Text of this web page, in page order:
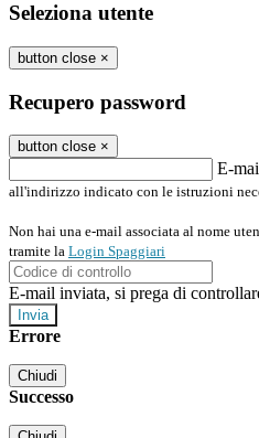
Seleziona utente
button close ×
Recupero password
button close ×
E-
all'indirizzo indicato con le istruzioni
Non hai una e-mail associata al nome
tramite la Login Spaggiari
E-mail inviata, si prega di
Errore
Chiudi
Successo